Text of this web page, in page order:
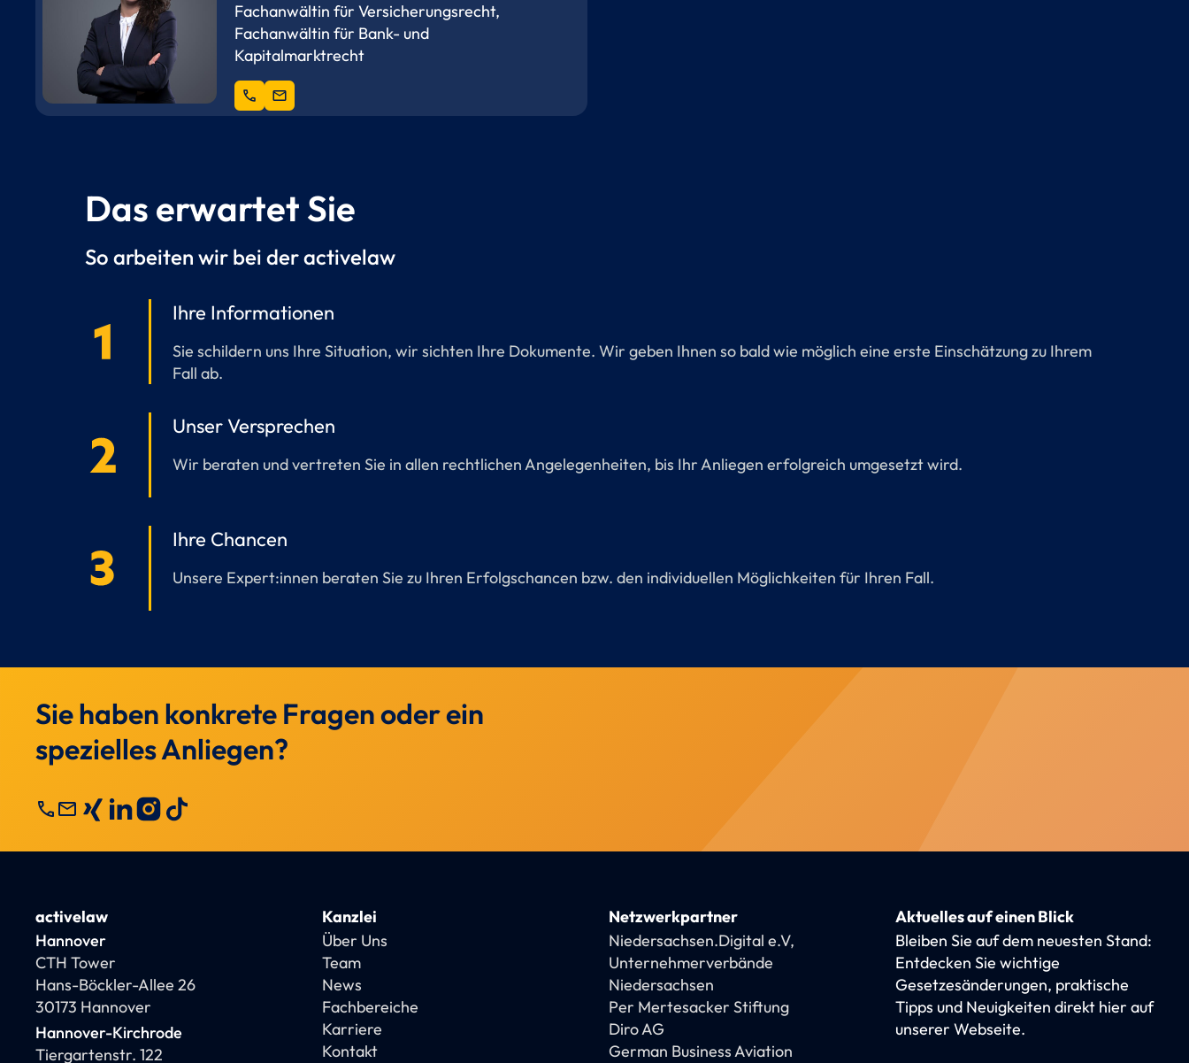
Fachanwältin für Versicherungsrecht,
Fachanwältin für Bank- und
Kapitalmarktrecht
phone mail
Das erwartet Sie
So arbeiten wir bei der activelaw
Ihre Informationen
Sie schildern uns Ihre Situation, wir sichten Ihre Dokumente. Wir geben Ihnen so bald wie möglich eine erste Einschätzung zu Ihrem
Fall ab.
Unser Versprechen
Wir beraten und vertreten Sie in allen rechtlichen Angelegenheiten, bis Ihr Anliegen erfolgreich umgesetzt wird.
Ihre Chancen
Unsere Expert:innen beraten Sie zu Ihren Erfolgschancen bzw. den individuellen Möglichkeiten für Ihren Fall.
Sie haben konkrete Fragen oder ein
spezielles Anliegen?
callmail
activelaw
Hannover
CTH Tower
Hans-Böckler-Allee 26
30173 Hannover
Hannover-Kirchrode
Tiergartenstr. 122
Kanzlei
Über Uns
Team
News
Fachbereiche
Karriere
Kontakt
Netzwerkpartner
Niedersachsen.Digital e.V,
Unternehmerverbände
Niedersachsen
Per Mertesacker Stiftung
Diro AG
German Business Aviation
Aktuelles auf einen Blick
Bleiben Sie auf dem neuesten Stand:
Entdecken Sie wichtige
Gesetzesänderungen, praktische
Tipps und Neuigkeiten direkt hier auf
unserer Webseite.